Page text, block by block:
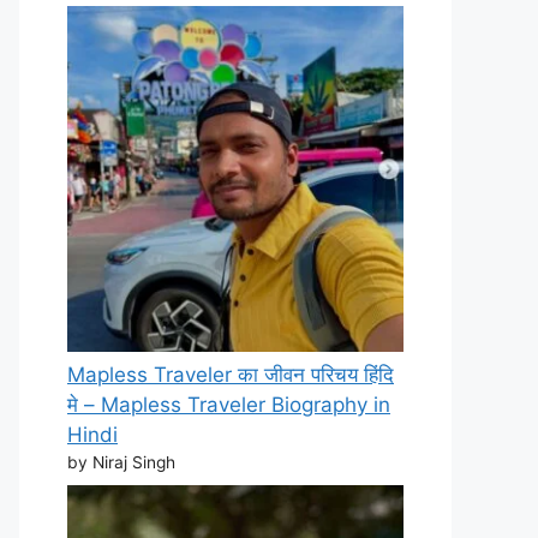
Mapless Traveler का जीवन परिचय हिंदि
मे – Mapless Traveler Biography in
Hindi
by Niraj Singh